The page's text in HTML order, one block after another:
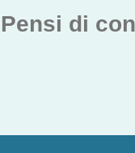
Pensi di